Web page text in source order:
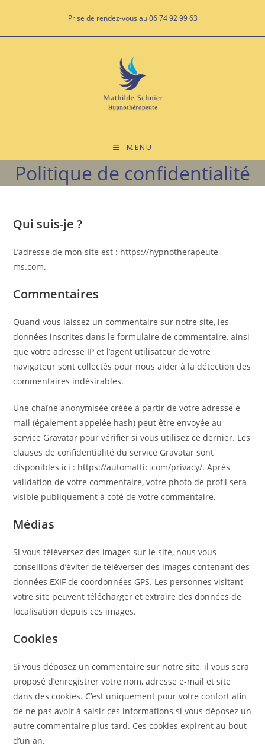
content
Prise de rendez-vous au 06 74 92 99 63
MENU
Politique de confidentialité
Qui suis-je ?
L’adresse de mon site est : https://hypnotherapeute-
ms.com.
Commentaires
Quand vous laissez un commentaire sur notre site, les
données inscrites dans le formulaire de commentaire, ainsi
que votre adresse IP et l’agent utilisateur de votre
navigateur sont collectés pour nous aider à la détection des
commentaires indésirables.
Une chaîne anonymisée créée à partir de votre adresse e-
mail (également appelée hash) peut être envoyée au
service Gravatar pour vérifier si vous utilisez ce dernier. Les
clauses de confidentialité du service Gravatar sont
disponibles ici : https://automattic.com/privacy/. Après
validation de votre commentaire, votre photo de profil sera
visible publiquement à coté de votre commentaire.
Médias
Si vous téléversez des images sur le site, nous vous
conseillons d’éviter de téléverser des images contenant des
données EXIF de coordonnées GPS. Les personnes visitant
votre site peuvent télécharger et extraire des données de
localisation depuis ces images.
Cookies
Si vous déposez un commentaire sur notre site, il vous sera
proposé d’enregistrer votre nom, adresse e-mail et site
dans des cookies. C’est uniquement pour votre confort afin
de ne pas avoir à saisir ces informations si vous déposez un
autre commentaire plus tard. Ces cookies expirent au bout
d’un an.